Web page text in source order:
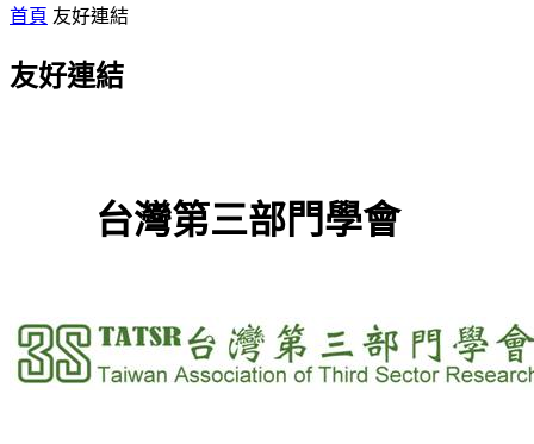
首頁 友好連結
友好連結
台灣第三部門學會